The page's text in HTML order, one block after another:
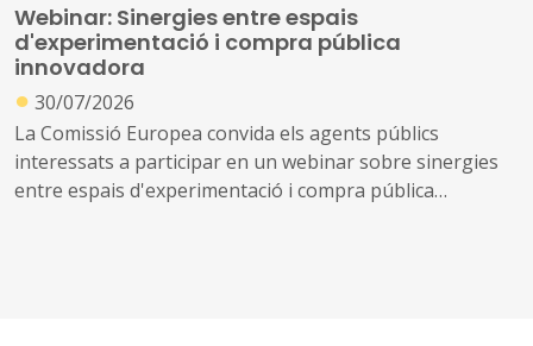
pèrdua de biodiversitat i millorant la gestió dels
recursos naturals.
Webinar: Sinergies entre espais
d'experimentació i compra pública
innovadora
● 30/07/2026
La Comissió Europea convida els agents públics
interessats a participar en un webinar sobre sinergies
entre espais d'experimentació i compra pública